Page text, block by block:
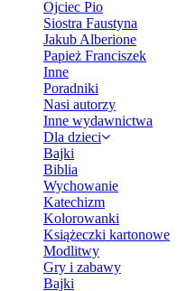
Ojciec Pio
Siostra Faustyna
Jakub Alberione
Papież Franciszek
Inne
Poradniki
Nasi autorzy
Inne wydawnictwa
Dla dzieci
Bajki
Biblia
Wychowanie
Katechizm
Kolorowanki
Książeczki kartonowe
Modlitwy
Gry i zabawy
Bajki